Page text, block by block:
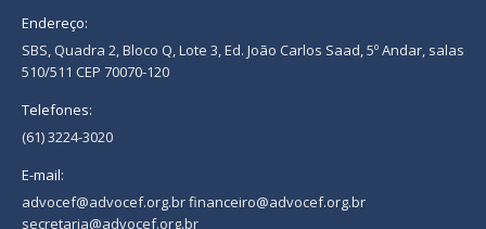
Endereço:
SBS, Quadra 2, Bloco Q, Lote 3, Ed. João Carlos Saad, 5º Andar, salas
510/511 CEP 70070-120
Telefones:
(61) 3224-3020
E-mail:
advocef@advocef.org.br financeiro@advocef.org.br
secretaria@advocef.org.br